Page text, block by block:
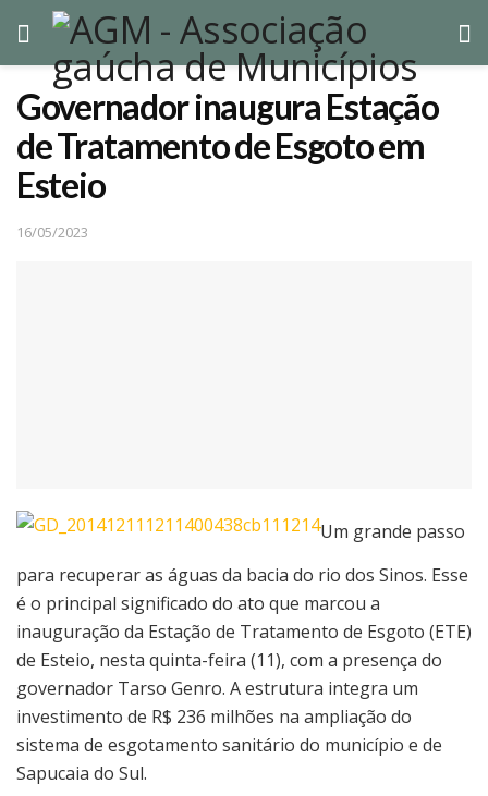
Governador inaugura Estação
de Tratamento de Esgoto em
Esteio
16/05/2023
Um grande passo
para recuperar as águas da bacia do rio dos Sinos. Esse
é o principal significado do ato que marcou a
inauguração da Estação de Tratamento de Esgoto (ETE)
de Esteio, nesta quinta-feira (11), com a presença do
governador Tarso Genro. A estrutura integra um
investimento de R$ 236 milhões na ampliação do
sistema de esgotamento sanitário do município e de
Sapucaia do Sul.